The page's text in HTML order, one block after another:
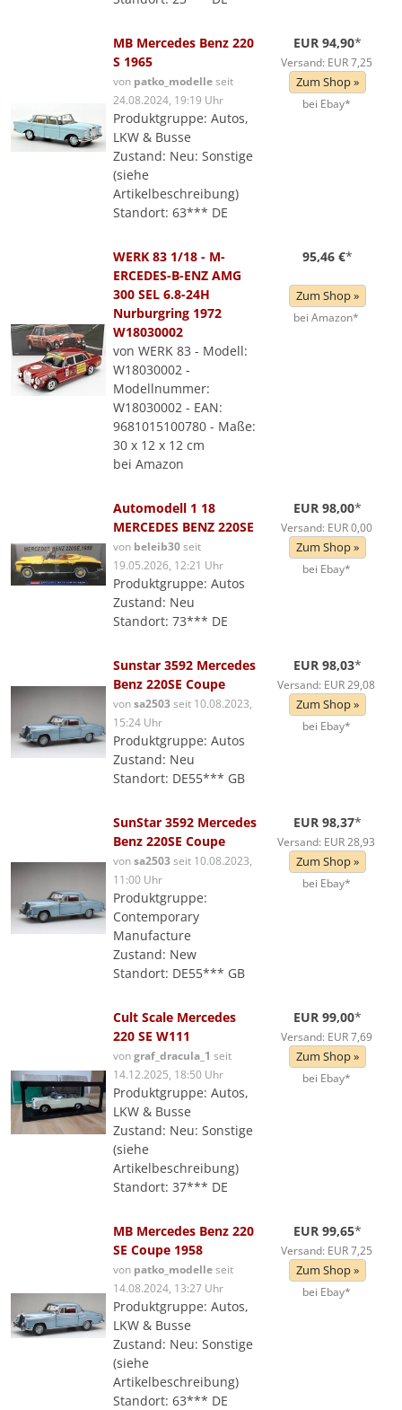
MB Mercedes Benz 220
S 1965
von patko_modelleseit
24.08.2024, 19:19 Uhr
Produktgruppe: Autos,
LKW & Busse
Zustand: Neu: Sonstige
(siehe
Artikelbeschreibung)
Standort: 63*** DE
EUR 94,90*
Versand: EUR 7,25
Zum Shop »
bei Ebay*
WERK 83 1/18 - M-
ERCEDES-B-ENZ AMG
300 SEL 6.8-24H
Nurburgring 1972
W18030002
von WERK 83 - Modell:
W18030002 -
Modellnummer:
W18030002 - EAN:
9681015100780 - Maße:
30 x 12 x 12 cm
bei Amazon
95,46 €*
Zum Shop »
bei Amazon*
Automodell 1 18
MERCEDES BENZ 220SE
von beleib30seit
19.05.2026, 12:21 Uhr
Produktgruppe: Autos
Zustand: Neu
Standort: 73*** DE
EUR 98,00*
Versand: EUR 0,00
Zum Shop »
bei Ebay*
Sunstar 3592 Mercedes
Benz 220SE Coupe
vonsa2503seit 10.08.2023,
15:24 Uhr
Produktgruppe: Autos
Zustand: Neu
Standort: DE55*** GB
EUR 98,03*
Versand: EUR 29,08
Zum Shop »
bei Ebay*
SunStar 3592 Mercedes
Benz 220SE Coupe
vonsa2503seit 10.08.2023,
11:00 Uhr
Produktgruppe:
Contemporary
Manufacture
Zustand: New
Standort: DE55*** GB
EUR 98,37*
Versand: EUR 28,93
Zum Shop »
bei Ebay*
Cult Scale Mercedes
220 SE W111
vongraf_dracula_1 seit
14.12.2025, 18:50 Uhr
Produktgruppe: Autos,
LKW & Busse
Zustand: Neu: Sonstige
(siehe
Artikelbeschreibung)
Standort: 37*** DE
EUR 99,00*
Versand: EUR 7,69
Zum Shop »
bei Ebay*
MB Mercedes Benz 220
SE Coupe 1958
von patko_modelleseit
14.08.2024, 13:27 Uhr
Produktgruppe: Autos,
LKW & Busse
Zustand: Neu: Sonstige
(siehe
Artikelbeschreibung)
Standort: 63*** DE
EUR 99,65*
Versand: EUR 7,25
Zum Shop »
bei Ebay*